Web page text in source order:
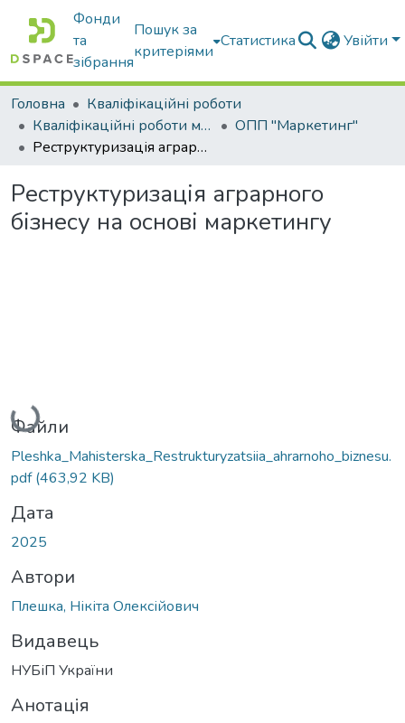
Фонди
та
зібрання
Пошук за
критеріями
Статистика Увійти
Головна
Кваліфікаційні роботи
Кваліфікаційні роботи магістрів
ОПП "Маркетинг"
Реструктуризація аграрного бізнесу на основі маркетингу
Реструктуризація аграрного
бізнесу на основі маркетингу
Вантажиться...
Файли
Pleshka_Mahisterska_Restrukturyzatsiia_ahrarnoho_biznesu.
pdf(463,92 KB)
Дата
2025
Автори
Плешка, Нікіта Олексійович
Видавець
НУБіП України
Анотація